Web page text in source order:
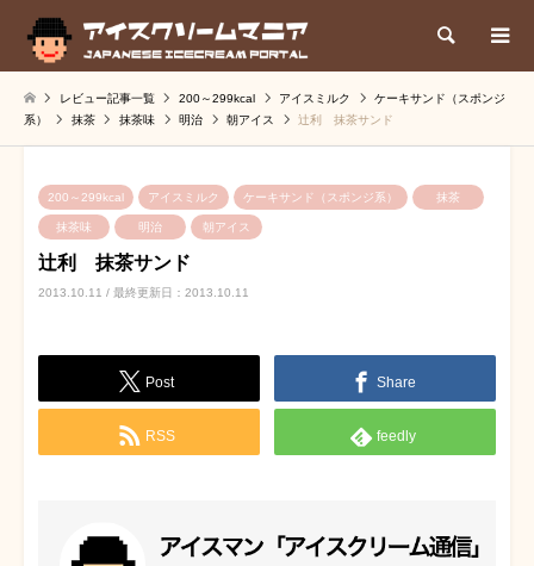
検索
レビュー記事一覧 200～299kcal アイスミルク
ケーキサンド（スポンジ
系）
抹茶 抹茶味 明治 朝アイス 辻利 抹茶サンド
200～299kcal アイスミルク ケーキサンド（スポンジ系） 抹茶
抹茶味 明治 朝アイス
辻利 抹茶サンド
2013.10.11 / 最終更新日：2013.10.11
Post Share
RSS feedly